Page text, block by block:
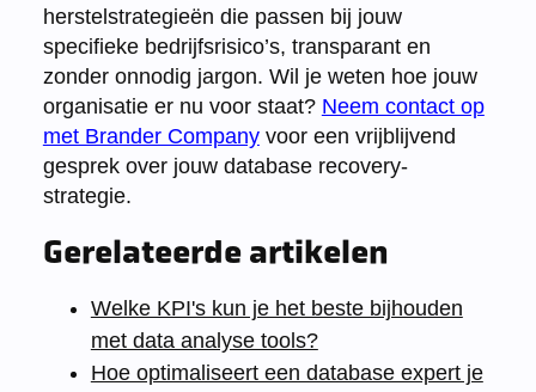
herstelstrategieën die passen bij jouw
specifieke bedrijfsrisico’s, transparant en
zonder onnodig jargon. Wil je weten hoe jouw
organisatie er nu voor staat? Neem contact op
met Brander Companyvoor een vrijblijvend
gesprek over jouw database recovery-
strategie.
Gerelateerde artikelen
Welke KPI's kun je het beste bijhouden
met data analyse tools?
Hoe optimaliseert een database expert je